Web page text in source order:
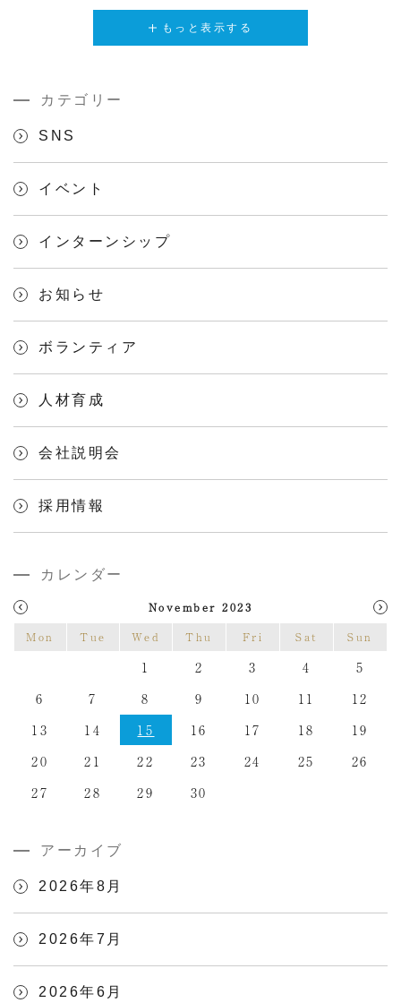
もっと表示する
カテゴリー
SNS
イベント
インターンシップ
お知らせ
ボランティア
人材育成
会社説明会
採用情報
カレンダー
November 2023
Mon
Tue Wed Thu Fri Sat Sun
1 2 3 4
5
6
7 8 9 10 11
12
13
14 15 16 17 18
19
20
21 22 23 24 25
26
27
28 29 30
アーカイブ
2026年8月
2026年7月
2026年6月